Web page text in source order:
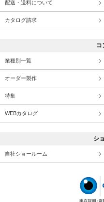
配送・送料について
カタログ請求
コ
業種別一覧
オーダー製作
特集
WEBカタログ
シ
自社ショールーム